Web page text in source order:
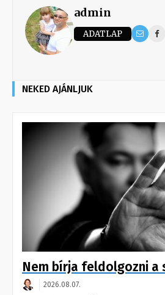
admin
ADATLAP
NEKED AJÁNLJUK
Nem bírja feldolgozni a
2026.08.07.